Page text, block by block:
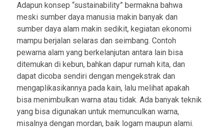
Adapun konsep “sustainability” bermakna bahwa
meski sumber daya manusia makin banyak dan
sumber daya alam makin sedikit, kegiatan ekonomi
mampu berjalan selaras dan seimbang. Contoh
pewarna alam yang berkelanjutan antara lain bisa
ditemukan di kebun, bahkan dapur rumah kita, dan
dapat dicoba sendiri dengan mengekstrak dan
mengaplikasikannya pada kain, lalu melihat apakah
bisa menimbulkan warna atau tidak. Ada banyak teknik
yang bisa digunakan untuk memunculkan warna,
misalnya dengan mordan, baik logam maupun alami.